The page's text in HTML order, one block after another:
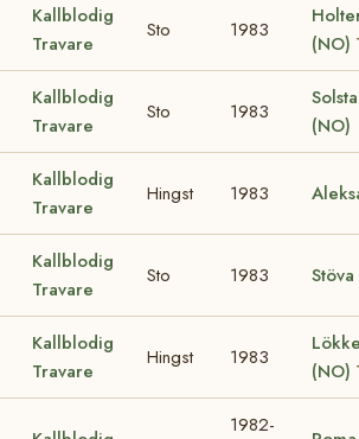
Kallblodig
Travare
Sto 1983
(NO)
Kallblodig
Travare
Sto 1983
(NO)
Kallblodig
Travare
Hingst 1983
Kallblodig
Travare
Sto 1983
Kallblodig
Travare
Hingst 1983
(NO)
1982-